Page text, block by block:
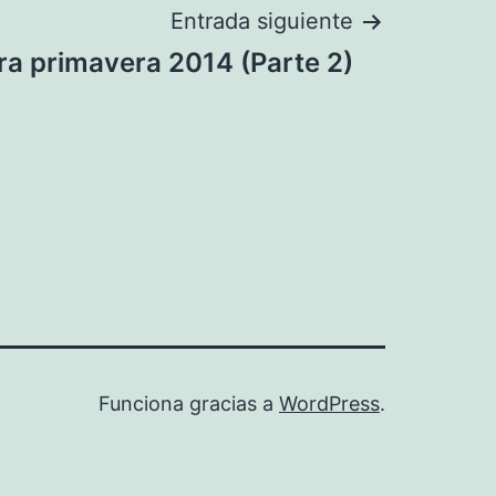
Entrada siguiente
primavera 2014 (Parte 2)
Funciona gracias a WordPress.